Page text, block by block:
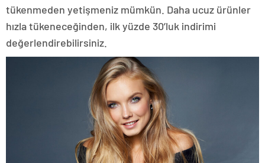
tükenmeden yetişmeniz mümkün. Daha ucuz ürünler
hızla tükeneceğinden, ilk yüzde 30’luk indirimi
değerlendirebilirsiniz.